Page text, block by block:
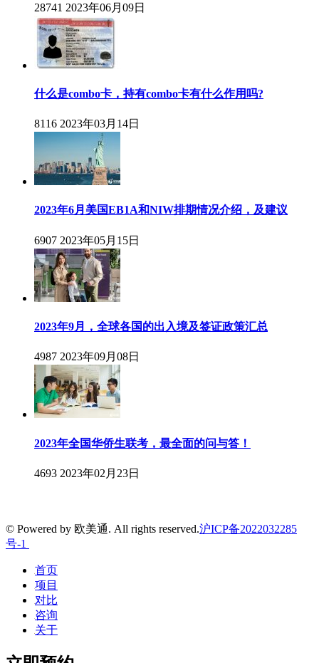
28741 2023年06月09日
什么是combo卡，持有combo卡有什么作用吗?
8116 2023年03月14日
2023年6月美国EB1A和NIW排期情况介绍，及建议
6907 2023年05月15日
2023年9月，全球各国的出入境及签证政策汇总
4987 2023年09月08日
2023年全国华侨生联考，最全面的问与答！
4693 2023年02月23日
© Powered by 欧美通. All rights reserved.沪ICP备2022032285
号-1
首页
项目
对比
咨询
关于